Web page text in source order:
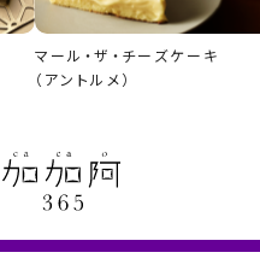
マール・ザ・チーズケーキ
（アントルメ）